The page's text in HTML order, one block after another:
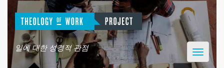
일에 대한 성경적 관점
Toggle